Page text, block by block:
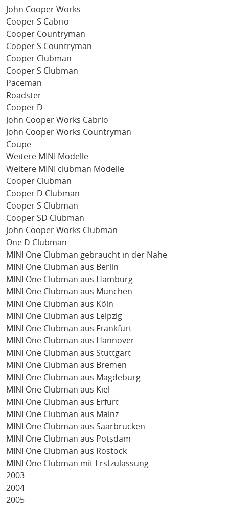
John Cooper Works
Cooper S Cabrio
Cooper Countryman
Cooper S Countryman
Cooper Clubman
Cooper S Clubman
Paceman
Roadster
Cooper D
John Cooper Works Cabrio
John Cooper Works Countryman
Coupe
Weitere MINI Modelle
Weitere MINI clubman Modelle
Cooper Clubman
Cooper D Clubman
Cooper S Clubman
Cooper SD Clubman
John Cooper Works Clubman
One D Clubman
MINI One Clubman gebraucht in der Nähe
MINI One Clubman aus Berlin
MINI One Clubman aus Hamburg
MINI One Clubman aus München
MINI One Clubman aus Köln
MINI One Clubman aus Leipzig
MINI One Clubman aus Frankfurt
MINI One Clubman aus Hannover
MINI One Clubman aus Stuttgart
MINI One Clubman aus Bremen
MINI One Clubman aus Magdeburg
MINI One Clubman aus Kiel
MINI One Clubman aus Erfurt
MINI One Clubman aus Mainz
MINI One Clubman aus Saarbrücken
MINI One Clubman aus Potsdam
MINI One Clubman aus Rostock
MINI One Clubman mit Erstzulassung
2003
2004
2005